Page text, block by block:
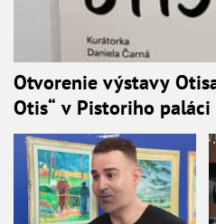
Otvorenie výstavy
Otis“ v Pistoriho paláci